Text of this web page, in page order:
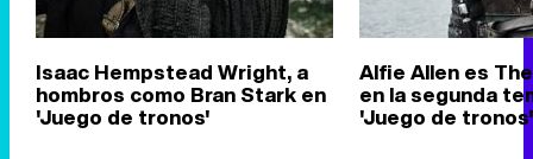
Isaac Hempstead Wright, a
hombros como Bran Stark en
'Juego de tronos'
Alfie Allen es
en la segunda
'Juego de tronos'